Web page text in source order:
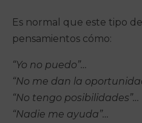
Es normal que este tipo
pensamientos cómo:
“Yo no puedo”…
“No me dan la
“No tengo posibilidades”…
“Nadie me ayuda”…